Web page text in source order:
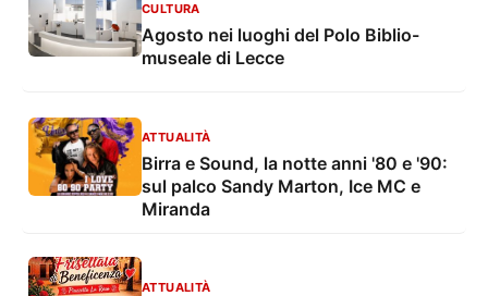
CULTURA
Agosto nei luoghi del Polo Biblio-
museale di Lecce
ATTUALITÀ
Birra e Sound, la notte anni '80 e '90:
sul palco Sandy Marton, Ice MC e
Miranda
ATTUALITÀ